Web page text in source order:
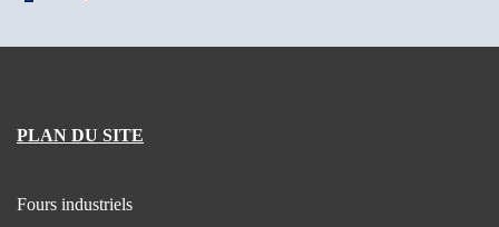
PLAN DU SITE
Fours industriels